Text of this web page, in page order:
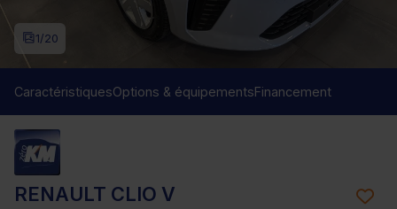
RENAULT CLIO V
1/20
CaractéristiquesOptions & équipementsFinancement